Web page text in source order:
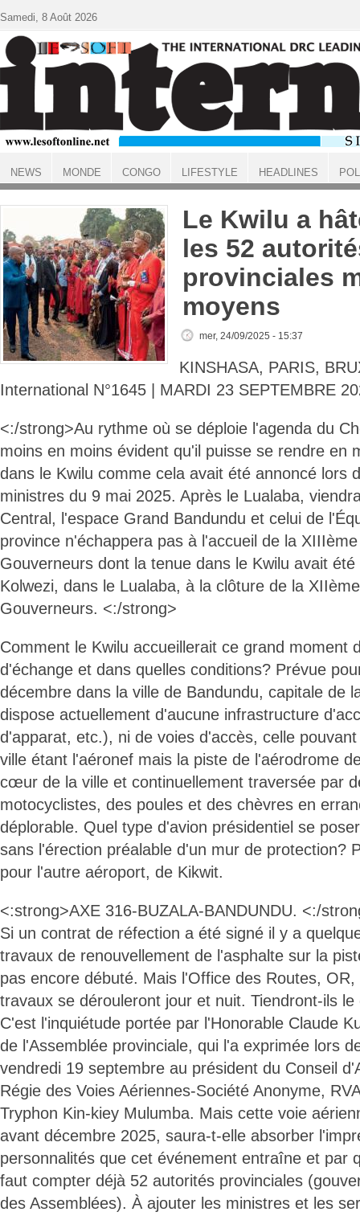
ACCUEIL
Le Kwilu a
les 52
provinciales
moyens
mer, 24/09/2025 - 15:37
KINSHASA, PARIS,
International N°1645 | MARDI 23 SEPTEMBRE
<:/strong>Au rythme où se déploie l'agenda du
moins en moins évident qu'il puisse se rendre en
dans le Kwilu comme cela avait été annoncé lors
ministres du 9 mai 2025. Après le Lualaba,
Central, l'espace Grand Bandundu et celui de
province n'échappera pas à l'accueil de la
Gouverneurs dont la tenue dans le Kwilu avait
Kolwezi, dans le Lualaba, à la clôture de la
Gouverneurs. <:/strong>
Comment le Kwilu accueillerait ce grand moment
d'échange et dans quelles conditions? Prévue
décembre dans la ville de Bandundu, capitale de
dispose actuellement d'aucune infrastructure
d'apparat, etc.), ni de voies d'accès, celle
ville étant l'aéronef mais la piste de l'aérodrome
cœur de la ville et continuellement traversée par
motocyclistes, des poules et des chèvres en
déplorable. Quel type d'avion présidentiel se
sans l'érection préalable d'un mur de protection?
pour l'autre aéroport, de Kikwit.
<:strong>AXE 316-BUZALA-BANDUNDU. <:/
Si un contrat de réfection a été signé il y a
travaux de renouvellement de l'asphalte sur la
pas encore débuté. Mais l'Office des Routes,
travaux se dérouleront jour et nuit. Tiendront-ils le
C'est l'inquiétude portée par l'Honorable Claude
de l'Assemblée provinciale, qui l'a exprimée lors
vendredi 19 septembre au président du Conseil
Régie des Voies Aériennes-Société Anonyme,
Tryphon Kin-kiey Mulumba. Mais cette voie
avant décembre 2025, saura-t-elle absorber
personnalités que cet événement entraîne et par
faut compter déjà 52 autorités provinciales
des Assemblées). À ajouter les ministres et les
Samedi, 8 Août 2026
NEWS MONDE CONGO LIFESTYLE HEADLINES